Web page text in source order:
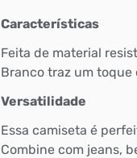
Características
Feita de material
Branco traz um toque
Versatilidade
Essa camiseta é
Combine com jeans,